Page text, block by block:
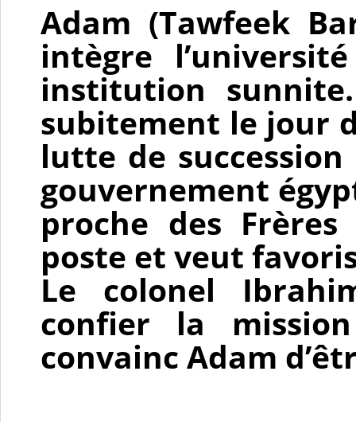
Adam (Tawfeek
intègre
institution
subitement le jour
lutte de
gouvernement
proche des
poste et veut
Le colonel
confier la
convainc Adam